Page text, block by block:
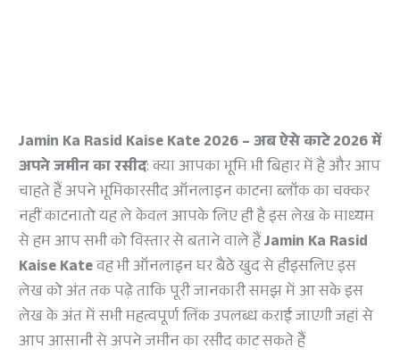
Jamin Ka Rasid Kaise Kate 2026 – अब ऐसे काटे 2026 में
अपने जमीन का रसीद: क्या आपका भूमि भी बिहार में है और आप
चाहते हैं अपने भूमिकारसीद ऑनलाइन काटना ब्लॉक का चक्कर
नहीं काटनातो यह ले केवल आपके लिए ही है इस लेख के माध्यम
से हम आप सभी को विस्तार से बताने वाले हैंJamin Ka Rasid
Kaise Kateवह भी ऑनलाइन घर बैठे खुद से हीइसलिए इस
लेख को अंत तक पढ़े ताकि पूरी जानकारी समझ में आ सके इस
लेख के अंत में सभी महत्वपूर्ण लिंक उपलब्ध कराई जाएगी जहां से
आप आसानी से अपने जमीन का रसीद काट सकते हैं